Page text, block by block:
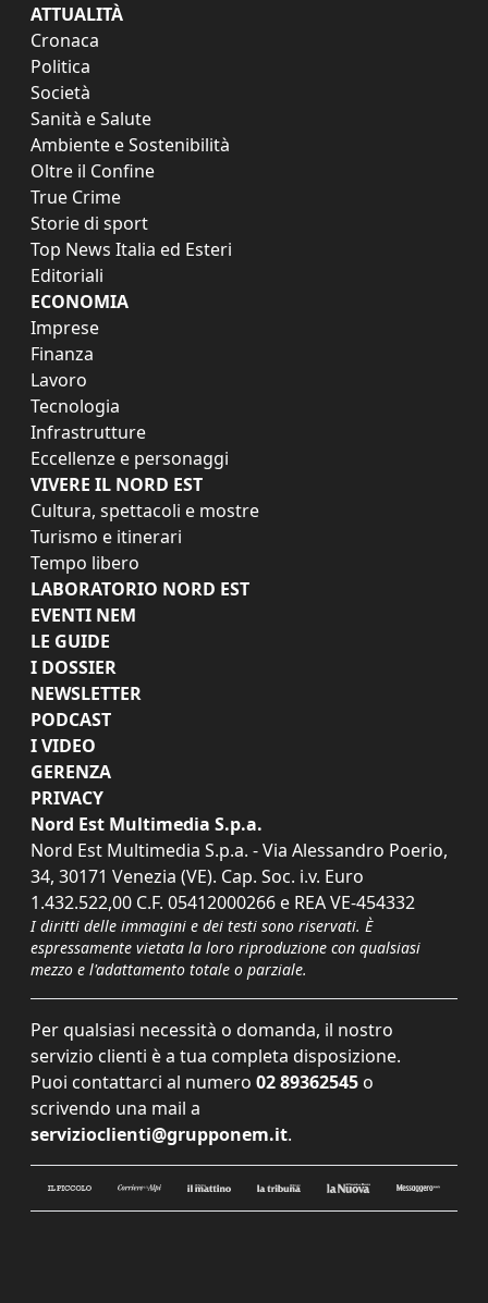
ATTUALITÀ
Cronaca
Politica
Società
Sanità e Salute
Ambiente e Sostenibilità
Oltre il Confine
True Crime
Storie di sport
Top News Italia ed Esteri
Editoriali
ECONOMIA
Imprese
Finanza
Lavoro
Tecnologia
Infrastrutture
Eccellenze e personaggi
VIVERE IL NORD EST
Cultura, spettacoli e mostre
Turismo e itinerari
Tempo libero
LABORATORIO NORD EST
EVENTI NEM
LE GUIDE
I DOSSIER
NEWSLETTER
PODCAST
I VIDEO
GERENZA
PRIVACY
Nord Est Multimedia S.p.a.
Nord Est Multimedia S.p.a. - Via Alessandro Poerio,
34, 30171 Venezia (VE). Cap. Soc. i.v. Euro
1.432.522,00 C.F. 05412000266 e REA VE-454332
I diritti delle immagini e dei testi sono riservati. È
espressamente vietata la loro riproduzione con qualsiasi
mezzo e l'adattamento totale o parziale.
Per qualsiasi necessità o domanda, il nostro
servizio clienti è a tua completa disposizione.
Puoi contattarci al numero 02 89362545 o
scrivendo una mail a
servizioclienti@grupponem.it.